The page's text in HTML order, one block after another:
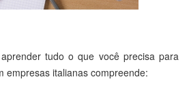
tudo o que você precisa para
empresas italianas compreende: